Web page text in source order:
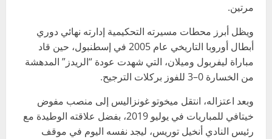
مرتين.
ويظل أبرز محطات مسيرته التحكيمية إدارته نهائي دوري
أبطال أوروبا التاريخي عام 2005 في إسطنبول، حين قاد
مباراة ليفربول وميلان، التي شهدت عودة “الريدز” المدهشة
من الخسارة 0–3 للفوز بركلات الترجيح.
وبعد اعتزاله، انتقل ميخوتو غونزاليس إلى منصب مفوض
خيتافي للمباريات في يوليو 2019، بفضل علاقته الوطيدة مع
رئيس النادي أنخيل توريس، ليجد نفسه اليوم في موقف